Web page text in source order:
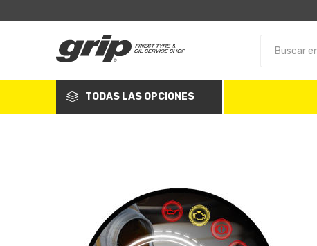
TODAS LAS OPCIONES